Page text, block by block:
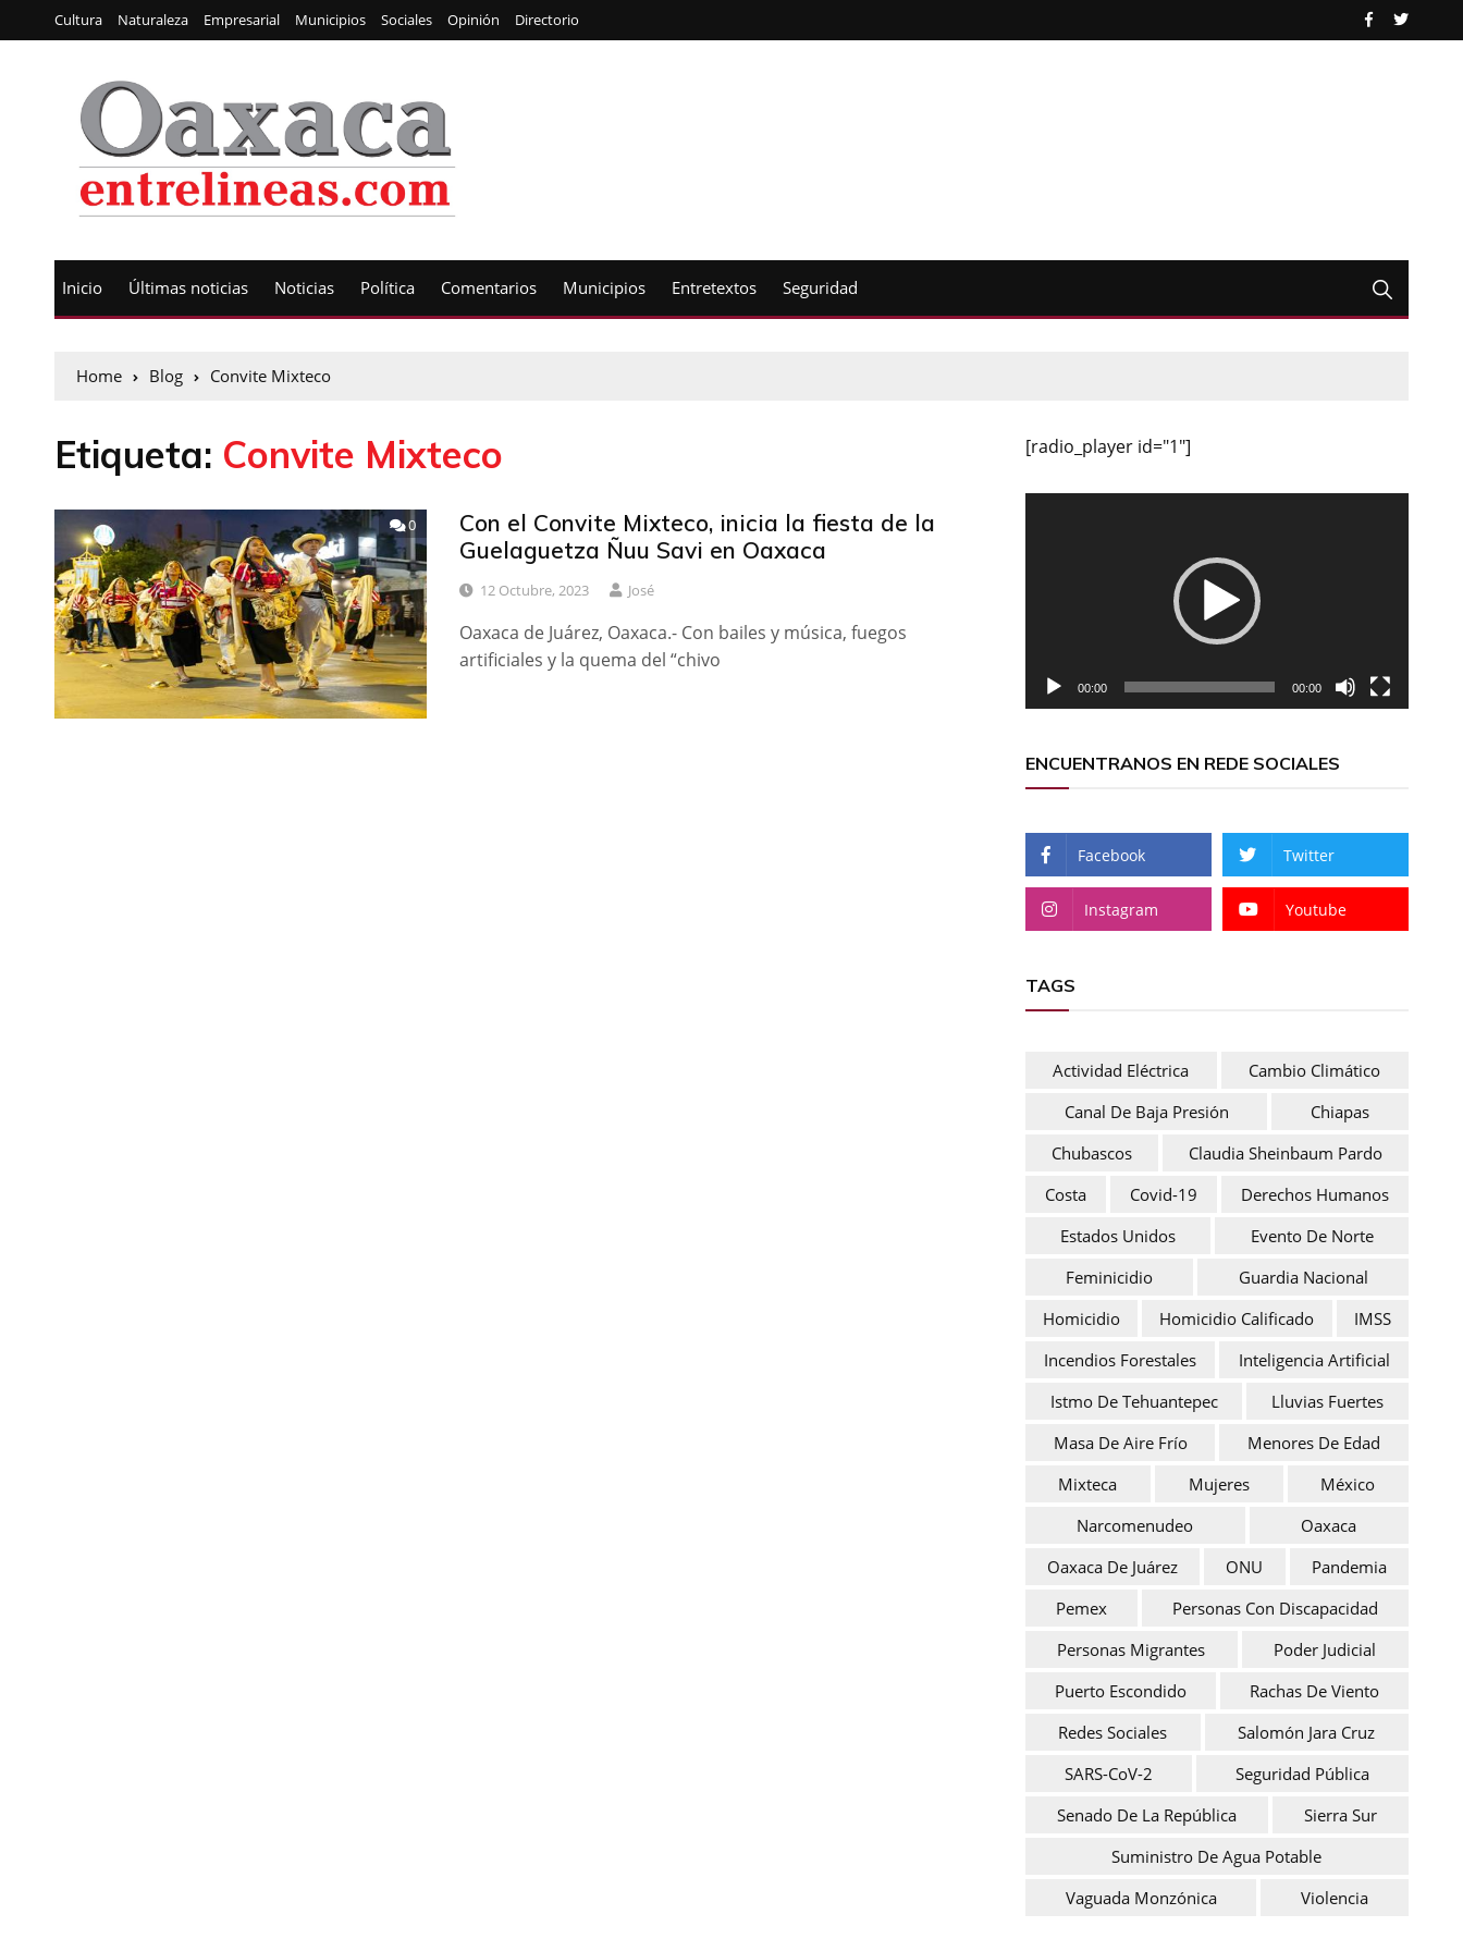
Cultura Naturaleza Empresarial Municipios Sociales Opinión Directorio
Inicio Últimas noticias Noticias Política Comentarios Municipios Entretextos Seguridad
Home Blog Convite Mixteco
Etiqueta: Convite Mixteco
0
Con el Convite Mixteco, inicia la fiesta de la
Guelaguetza Ñuu Savi en Oaxaca
12 Octubre, 2023 José
Oaxaca de Juárez, Oaxaca.- Con bailes y música, fuegos
artificiales y la quema del “chivo
[radio_player id="1"]
00:00 00:00
ENCUENTRANOS EN REDE SOCIALES
Facebook Twitter
Instagram Youtube
TAGS
Actividad Eléctrica
Cambio Climático
Canal De Baja Presión
Chiapas
Chubascos
Claudia Sheinbaum Pardo
Costa
Covid-19
Derechos Humanos
Estados Unidos
Evento De Norte
Feminicidio
Guardia Nacional
Homicidio
Homicidio Calificado
IMSS
Incendios Forestales
Inteligencia Artificial
Istmo De Tehuantepec
Lluvias Fuertes
Masa De Aire Frío
Menores De Edad
Mixteca
Mujeres
México
Narcomenudeo
Oaxaca
Oaxaca De Juárez
ONU
Pandemia
Pemex
Personas Con Discapacidad
Personas Migrantes
Poder Judicial
Puerto Escondido
Rachas De Viento
Redes Sociales
Salomón Jara Cruz
SARS-CoV-2
Seguridad Pública
Senado De La República
Sierra Sur
Suministro De Agua Potable
Vaguada Monzónica
Violencia